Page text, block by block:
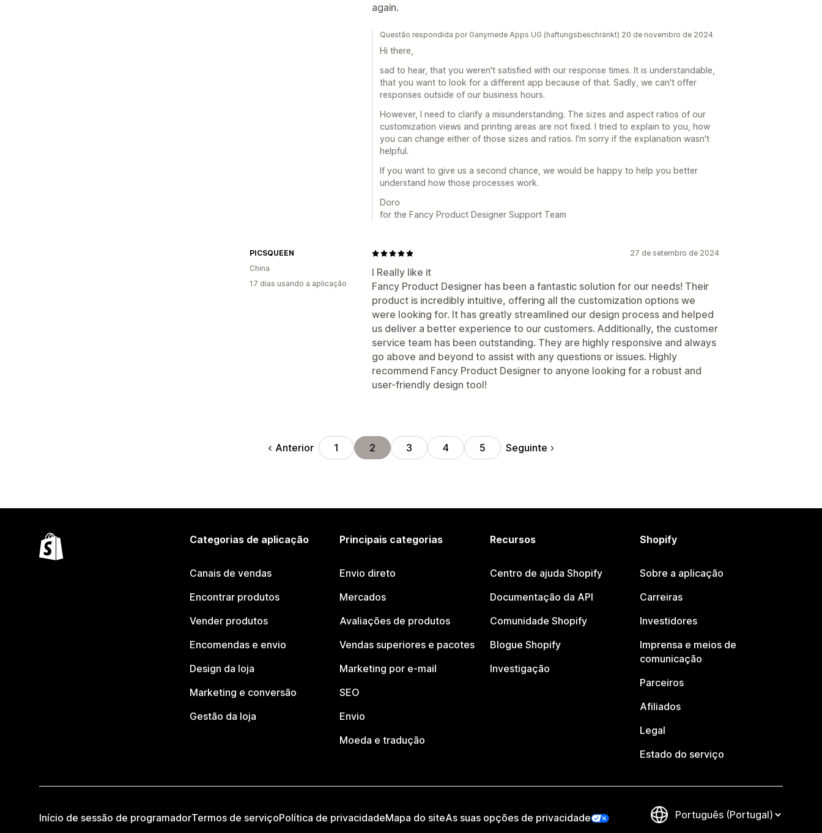
again.
Questão respondida por Ganymede Apps UG (haftungsbeschränkt) 20 de novembro de 2024
Hi there,
sad to hear, that you weren't satisfied with our response times. It is understandable,
that you want to look for a different app because of that. Sadly, we can't offer
responses outside of our business hours.
However, I need to clarify a misunderstanding. The sizes and aspect ratios of our
customization views and printing areas are not fixed. I tried to explain to you, how
you can change either of those sizes and ratios. I'm sorry if the explanation wasn't
helpful.
If you want to give us a second chance, we would be happy to help you better
understand how those processes work.
Doro
for the Fancy Product Designer Support Team
27 de setembro de 2024
I Really like it
Fancy Product Designer has been a fantastic solution for our needs! Their
product is incredibly intuitive, offering all the customization options we
were looking for. It has greatly streamlined our design process and helped
us deliver a better experience to our customers. Additionally, the customer
service team has been outstanding. They are highly responsive and always
go above and beyond to assist with any questions or issues. Highly
recommend Fancy Product Designer to anyone looking for a robust and
user-friendly design tool!
PICSQUEEN
China
17 dias usando a aplicação
Anterior 1 2 3 4 5 Seguinte
Categorias de aplicação
Canais de vendas
Encontrar produtos
Vender produtos
Encomendas e envio
Design da loja
Marketing e conversão
Gestão da loja
Principais categorias
Envio direto
Mercados
Avaliações de produtos
Vendas superiores e pacotes
Marketing por e-mail
SEO
Envio
Moeda e tradução
Recursos
Centro de ajuda Shopify
Documentação da API
Comunidade Shopify
Blogue Shopify
Investigação
Shopify
Sobre a aplicação
Carreiras
Investidores
Imprensa e meios de
comunicação
Parceiros
Afiliados
Legal
Estado do serviço
Início de sessão de programadorTermos de serviçoPolítica de privacidadeMapa do siteAs suas opções de privacidade